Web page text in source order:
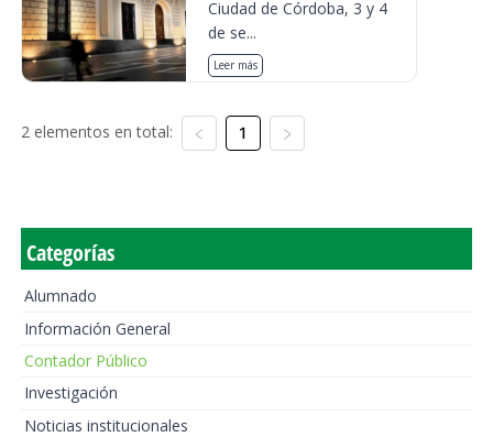
Ciudad de Córdoba, 3 y 4
de se...
Leer más
2 elementos en total: 1
Categorías
Alumnado
Información General
Contador Público
Investigación
Noticias institucionales